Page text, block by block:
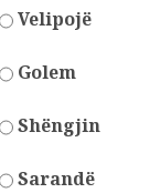
Velipojë
Golem
Shëngjin
Sarandë